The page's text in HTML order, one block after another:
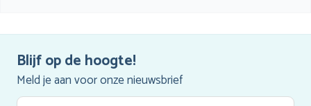
Blijf op de hoogte!
Meld je aan voor onze nieuwsbrief